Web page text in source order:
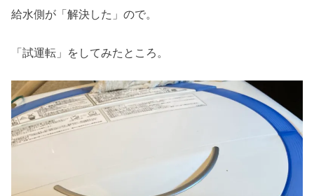
給水側が「解決した」ので。
「試運転」をしてみたところ。